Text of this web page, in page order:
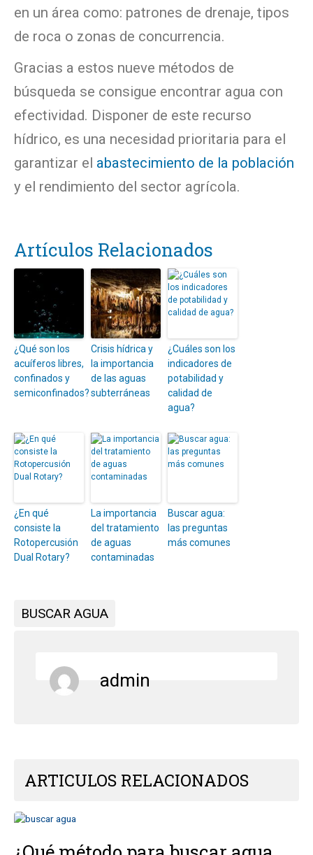
en un área como: patrones de drenaje, tipos
de roca o zonas de concurrencia.
Gracias a estos nueve métodos de
búsqueda se consigue encontrar agua con
efectividad. Disponer de este recurso
hídrico, es una necesidad prioritaria para el
garantizar el abastecimiento de la población
y el rendimiento del sector agrícola.
Artículos Relacionados
¿Qué son los
acuíferos libres,
confinados y
semiconfinados?
Crisis hídrica y
la importancia
de las aguas
subterráneas
¿Cuáles son los
indicadores de
potabilidad y
calidad de
agua?
¿En qué
consiste la
Rotopercusión
Dual Rotary?
La importancia
del tratamiento
de aguas
contaminadas
Buscar agua:
las preguntas
más comunes
BUSCAR AGUA
admin
ARTICULOS RELACIONADOS